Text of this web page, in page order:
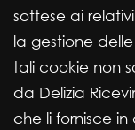
sottese ai
la gestione
tali cookie non
da Delizia
che li fornisce